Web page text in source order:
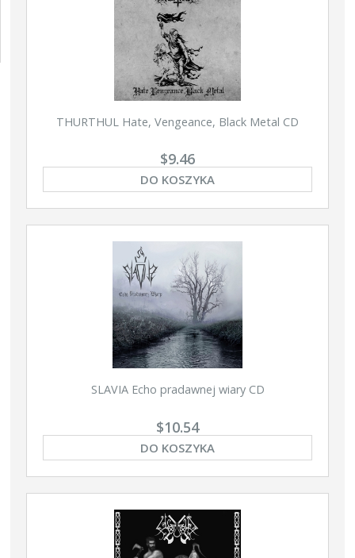
THURTHUL Hate, Vengeance, Black Metal CD
$9.46
DO KOSZYKA
SLAVIA Echo pradawnej wiary CD
$10.54
DO KOSZYKA